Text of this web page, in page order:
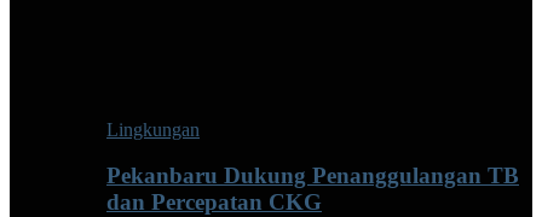
Lingkungan
Pekanbaru Dukung Penanggulangan TB
dan Percepatan CKG